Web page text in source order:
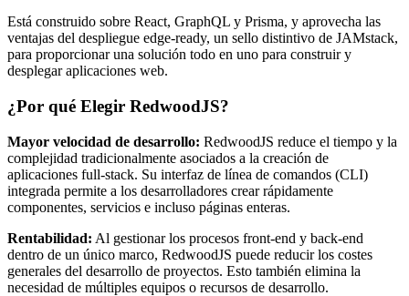
Está construido sobre React, GraphQL y Prisma, y aprovecha las
ventajas del despliegue edge-ready, un sello distintivo de JAMstack,
para proporcionar una solución todo en uno para construir y
desplegar aplicaciones web.
¿Por qué Elegir RedwoodJS?
Mayor velocidad de desarrollo: RedwoodJS reduce el tiempo y la
complejidad tradicionalmente asociados a la creación de
aplicaciones full-stack. Su interfaz de línea de comandos (CLI)
integrada permite a los desarrolladores crear rápidamente
componentes, servicios e incluso páginas enteras.
Rentabilidad: Al gestionar los procesos front-end y back-end
dentro de un único marco, RedwoodJS puede reducir los costes
generales del desarrollo de proyectos. Esto también elimina la
necesidad de múltiples equipos o recursos de desarrollo.